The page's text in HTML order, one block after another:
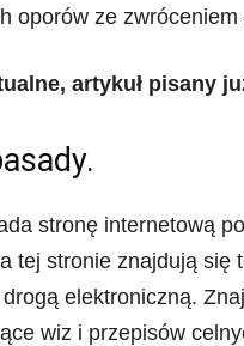
oporów ze
artykuł pisany
stronę internetową
tej stronie znajdują się
elektroniczną.
wiz i przepisów